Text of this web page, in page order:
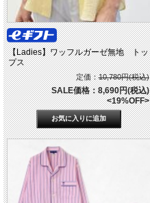
【Ladies】ワッフルガーゼ無地 トッ
プス
定価：10,780円(税込)
SALE価格：8,690円(税込)
<19%OFF>